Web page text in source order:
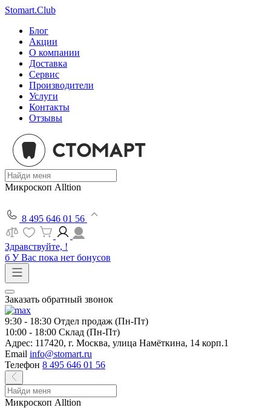
Stomart.Club
Блог
Акции
О компании
Доставка
Сервис
Производители
Услуги
Контакты
Отзывы
Микроскоп Alltion
8 495 646 01 56
Здравствуйте, !
б У Вас пока нет бонусов
Заказать обратный звонок
9:30 - 18:30 Отдел продаж (Пн-Пт)
10:00 - 18:00 Склад (Пн-Пт)
Адрес: 117420, г. Москва, улица Намёткина, 14 корп.1
Email info@stomart.ru
Телефон 8 495 646 01 56
Микроскоп Alltion